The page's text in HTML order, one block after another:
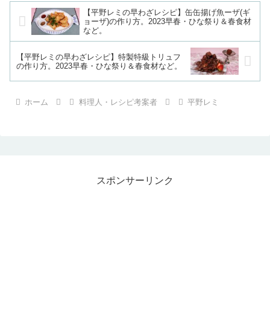
【平野レミの早わざレシピ】缶缶揚げ魚ーザ(ギ
ョーザ)の作り方。2023早春・ひな祭り＆春食材
など。
【平野レミの早わざレシピ】特製特級トリュフ
の作り方。2023早春・ひな祭り＆春食材など。
ホーム 料理人・レシピ考案者 平野レミ
スポンサーリンク